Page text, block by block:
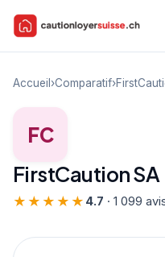
Accueil ›Comparatif›
FC
FirstCaution SA
★★★★★ 4.7 · 1 099
Information indépendante ·
CL
Bonjour 👋 Je peux
vous orienter dans le